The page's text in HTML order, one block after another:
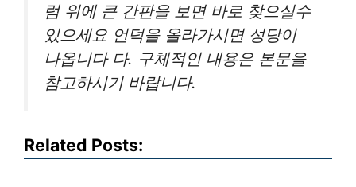
럼 위에 큰 간판을 보면 바로 찾으실수
있으세요 언덕을 올라가시면 성당이
나옵니다 다. 구체적인 내용은 본문을
참고하시기 바랍니다.
Related Posts: